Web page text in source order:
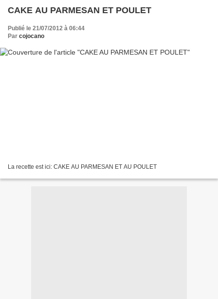
CAKE AU PARMESAN ET POULET
Publié le 21/07/2012 à 06:44
Par cojocano
La recette est ici: CAKE AU PARMESAN ET AU POULET